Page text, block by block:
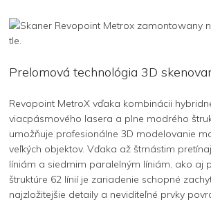
Prelomová technológia 3D
Revopoint MetroX vďaka kombinácii
viacpásmového lasera a plne modrého
umožňuje profesionálne 3D modelovanie
veľkých objektov. Vďaka až štrnástim
líniám a siedmim paralelným líniám, ako aj
štruktúre 62 línií je zariadenie schopné
najzložitejšie detaily a neviditeľné prvky